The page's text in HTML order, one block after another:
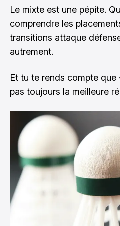
Le mixte est une pépite.
comprendre les
transitions attaque
autrement.
Et tu te rends compte que
pas toujours la meilleure